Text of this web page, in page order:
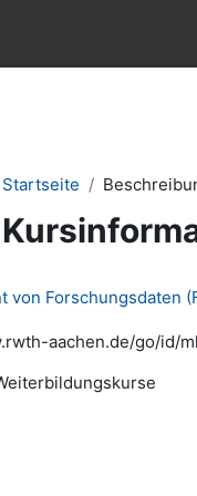
Startseite
von Forschungsdaten
aachen.de/go/id/